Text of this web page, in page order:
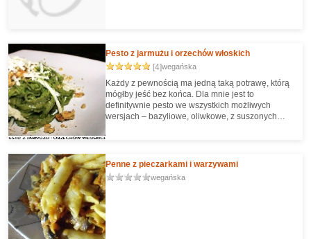
Pesto z jarmużu i orzechów włoskich
[4]wegańska
Każdy z pewnością ma jedną taką potrawę, którą
mógłby jeść bez końca. Dla mnie jest to
definitywnie pesto we wszystkich możliwych
wersjach – bazyliowe, oliwkowe, z suszonych
na wykorzystanie tego super warzywa bogatego
w silne przeciwutleniacze, witaminę K, witaminę
C, karotenoidy (β-karoten, lutein, zeaksantyny), a
Penne z pieczarkami i warzywami
wegańska